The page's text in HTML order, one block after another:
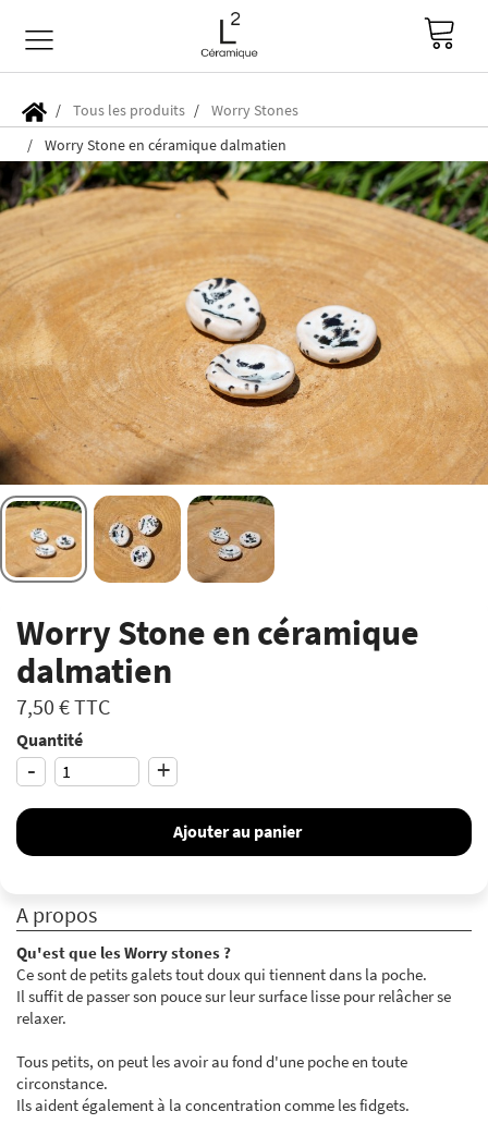
Tous les produits
Worry Stones
Worry Stone en céramique dalmatien
Worry Stone en céramique
dalmatien
7,50 €TTC
Quantité
- +
Ajouter au panier
A propos
Qu'est que les Worry stones ?
Ce sont de petits galets tout doux qui tiennent dans la poche.
Il suffit de passer son pouce sur leur surface lisse pour relâcher se
relaxer.
Tous petits, on peut les avoir au fond d'une poche en toute
circonstance.
Ils aident également à la concentration comme les fidgets.